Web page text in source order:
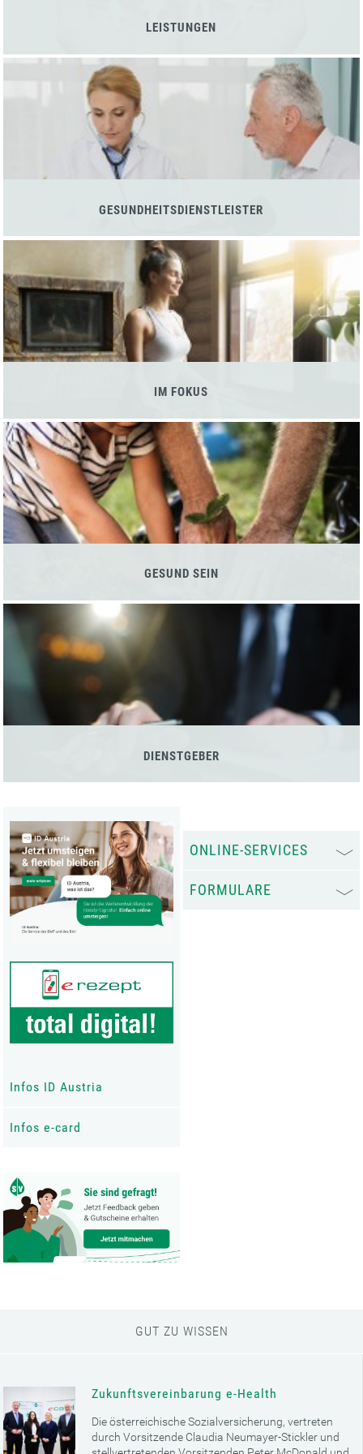
LEISTUNGEN
GESUNDHEITSDIENSTLEISTER
IM FOKUS
GESUND SEIN
DIENSTGEBER
Infos ID Austria
Infos e-card
ONLINE-SERVICES
FORMULARE
GUT ZU WISSEN
Zukunftsvereinbarung e-Health
Die österreichische Sozialversicherung, vertreten
durch Vorsitzende Claudia Neumayer-Stickler und